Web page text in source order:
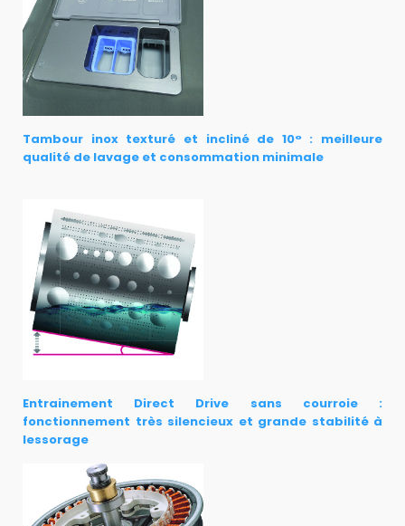
Tambour inox texturé et incliné de 10° : meilleure
qualité de lavage et consommation minimale
Entrainement Direct Drive sans courroie :
fonctionnement très silencieux et grande stabilité à
lessorage